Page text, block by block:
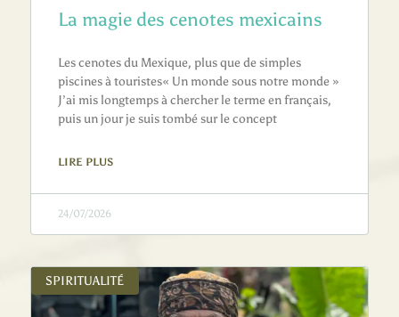
La magie des cenotes mexicains
Les cenotes du Mexique, plus que de simples
piscines à touristes« Un monde sous notre monde »
J’ai mis longtemps à chercher le terme en français,
puis un jour je suis tombé sur le concept
LIRE PLUS
24/07/2026
SPIRITUALITÉ